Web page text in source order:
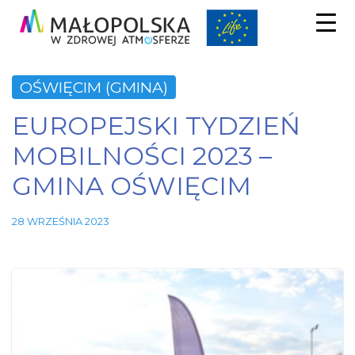
OŚWIĘCIM (GMINA)
EUROPEJSKI TYDZIEŃ
MOBILNOŚCI 2023 –
GMINA OŚWIĘCIM
28 WRZEŚNIA 2023
Niezbędne
Te pliki
cookie nie
opcjonalne.
Są